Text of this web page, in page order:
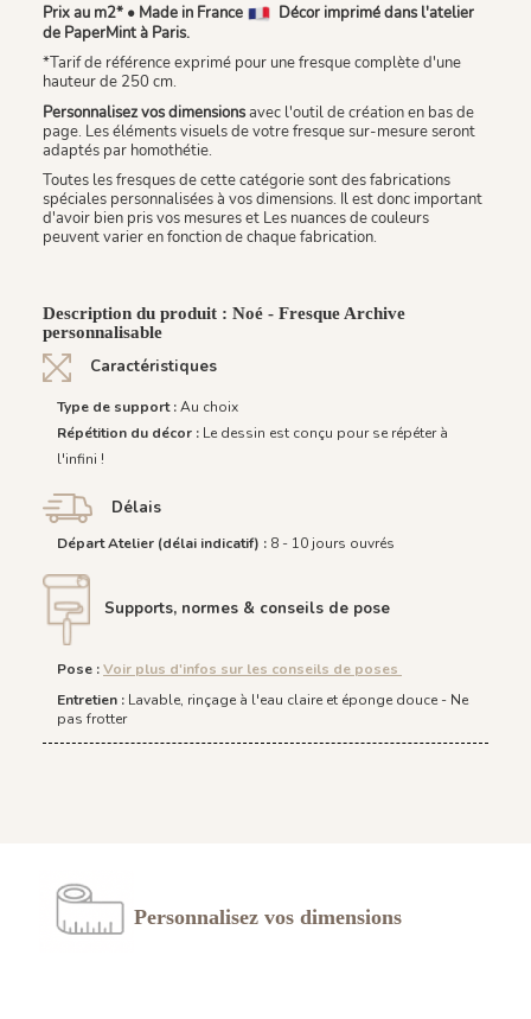
Prix au m2* • Made in France
Décor imprimé dans l'atelier
de PaperMint à Paris.
*Tarif de référence exprimé pour une fresque complète d'une
hauteur de 250 cm.
Personnalisez vos dimensionsavec l'outil de création en bas de
page. Les éléments visuels de votre fresque sur-mesure seront
adaptés par homothétie.
Toutes les fresques de cette catégorie sont des fabrications
spéciales personnalisées à vos dimensions. Il est donc important
d'avoir bien pris vos mesures et Les nuances de couleurs
peuvent varier en fonction de chaque fabrication.
Description du produit : Noé - Fresque Archive
personnalisable
Caractéristiques
Type de support :Au choix
Répétition du décor : Le dessin est conçu pour se répéter à
l'infini !
Délais
Départ Atelier (délai indicatif) : 8 - 10 jours ouvrés
Supports, normes & conseils de pose
Pose :Voir plus d'infos sur les conseils de poses
Entretien : Lavable, rinçage à l'eau claire et éponge douce - Ne
pas frotter
Personnalisez vos dimensions